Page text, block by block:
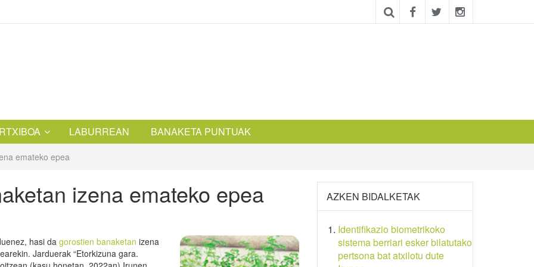
LABURREAN BANAKETA PUNTUAK
emateko epea
izena emateko epea
hasi da gorostien banaketan izena
Jarduerak “Etorkizuna gara.
AZKEN BIDALKETAK
Identifikazio biometrikoko
sistema berriari esker bilatutako
pertsona bat atxilotu dute